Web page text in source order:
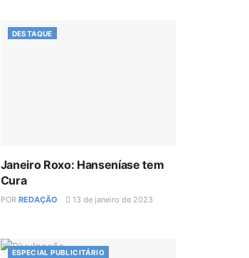
DESTAQUE
Janeiro Roxo: Hanseníase tem
Cura
POR REDAÇÃO 13 de janeiro de 2023
ESPECIAL PUBLICITÁRIO